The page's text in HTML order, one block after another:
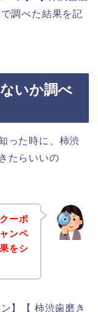
調べた結果を記
いか調べ
った時に、柿渋
たらいいの
ーポ
ンペ
をシ
】【 柿渋歯磨き